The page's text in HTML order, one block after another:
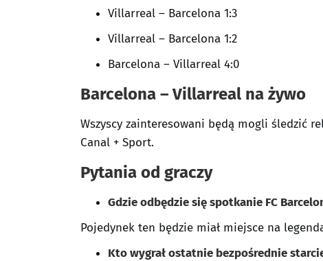
Villarreal – Barcelona 1:3
Villarreal – Barcelona 1:2
Barcelona – Villarreal 4:0
Barcelona – Villarreal na żywo
Wszyscy zainteresowani będą mogli śledzić
Canal + Sport.
Pytania od graczy
Gdzie odbędzie się spotkanie FC
Pojedynek ten będzie miał miejsce na
Kto wygrał ostatnie bezpośrednie